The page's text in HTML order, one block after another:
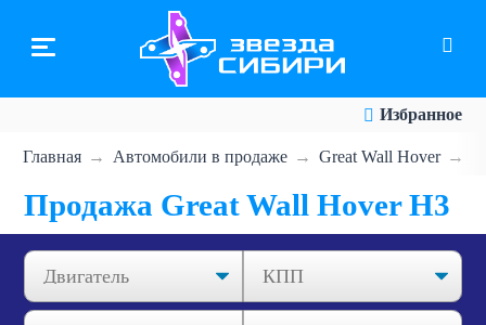
основному
Избранное
Главная Автомобили в продаже Great Wall Hover
Продажа Great Wall Hover Н3